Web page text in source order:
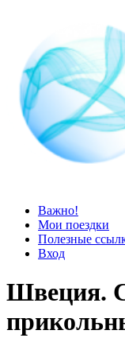
Просто блог
Мир удивительней,
Важно!
Мои поездки
Полезные
Вход
Швеция.